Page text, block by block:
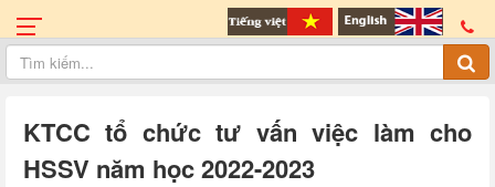
KTCC tổ chức tư vấn việc làm cho
HSSV năm học 2022-2023